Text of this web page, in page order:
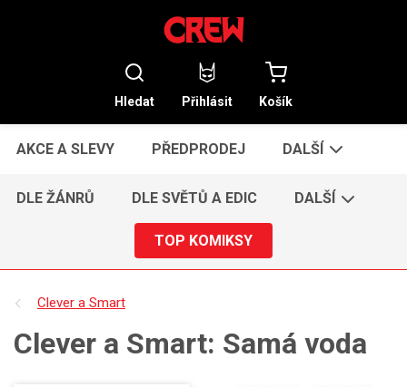
Hledat Přihlásit Košík
AKCE A SLEVY PŘEDPRODEJ DALŠÍ
DLE ŽÁNRŮ DLE SVĚTŮ A EDIC DALŠÍ
TOP KOMIKSY
Clever a Smart
Clever a Smart: Samá voda